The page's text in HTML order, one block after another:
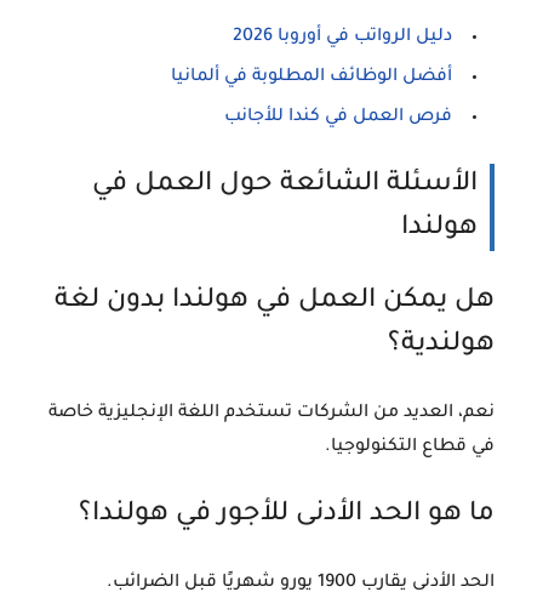
دليل الرواتب في أوروبا 2026
أفضل الوظائف المطلوبة في ألمانيا
فرص العمل في كندا للأجانب
الأسئلة الشائعة حول العمل في
هولندا
هل يمكن العمل في هولندا بدون لغة
هولندية؟
نعم، العديد من الشركات تستخدم اللغة الإنجليزية خاصة
في قطاع التكنولوجيا.
ما هو الحد الأدنى للأجور في هولندا؟
الحد الأدنى يقارب 1900 يورو شهريًا قبل الضرائب.